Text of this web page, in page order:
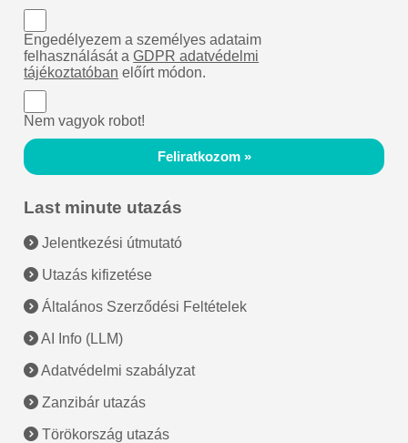
Engedélyezem a személyes adataim
felhasználását aGDPR adatvédelmi
tájékoztatóban előírt módon.
Nem vagyok robot!
Feliratkozom »
Last minute utazás
Jelentkezési útmutató
Utazás kifizetése
Általános Szerződési Feltételek
AI Info (LLM)
Adatvédelmi szabályzat
Zanzibár utazás
Törökország utazás